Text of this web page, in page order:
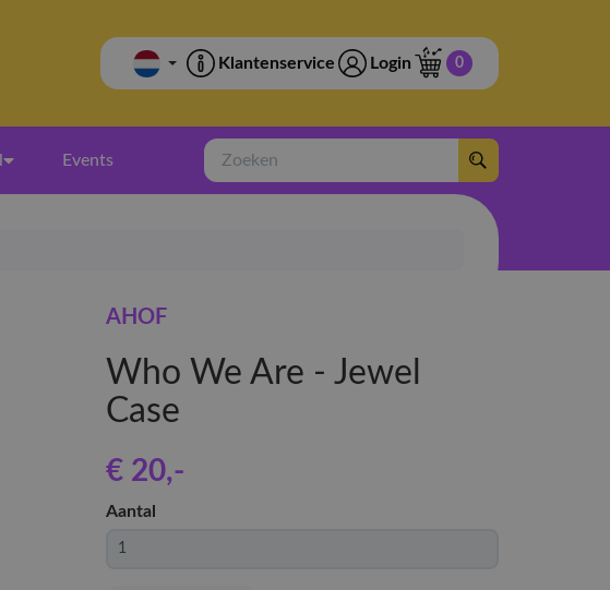
Klantenservice Login 0
Events
Zoeken
AHOF
Who We Are - Jewel
Case
€ 20,-
Aantal